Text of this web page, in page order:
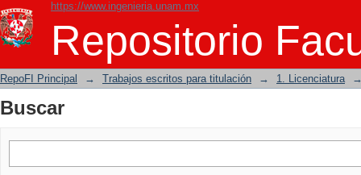
https://www.ingenieria.unam.mx
Repositorio
Buscar
RepoFI Principal → Trabajos escritos para titulación → 1. Licenciatura
Buscar